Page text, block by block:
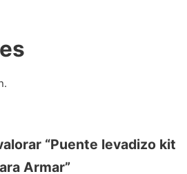
“Puente levadizo kit
Armar”